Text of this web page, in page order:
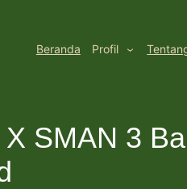
Beranda Profil
SMAN 3